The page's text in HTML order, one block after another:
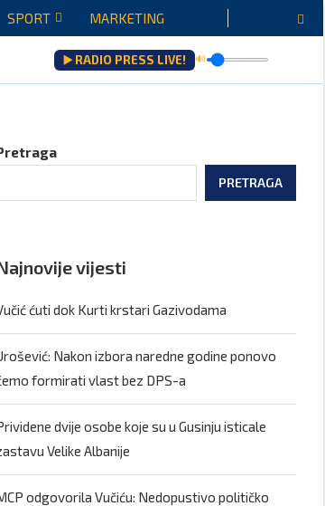
SPORT MARKETING
▶️ RADIO PRESS LIVE! 🔊
PRETRAGA
vijesti
ćuti dok Kurti krstari Gazivodama
Nakon izbora naredne godine ponovo
formirati vlast bez DPS-a
dvije osobe koje su u Gusinju isticale
Velike Albanije
odgovorila Vučiću: Nedopustivo političko